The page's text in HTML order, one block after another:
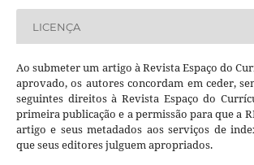
LICENÇA
Ao submeter um artigo à Revista Espaço do
aprovado, os autores concordam em ceder,
seguintes direitos à Revista Espaço do
primeira publicação e a permissão para que a
artigo e seus metadados aos serviços de
que seus editores julguem apropriados.